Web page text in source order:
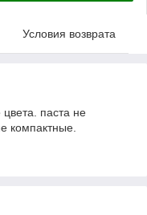
Условия возврата
паста не
компактные.